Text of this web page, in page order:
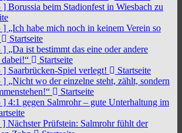
] Borussia beim Stadionfest in Wiesbach zu
] „Ich habe mich noch in keinem Verein so
Startseite
] „Da ist bestimmt das eine oder andere
Startseite
] Saarbrücken-Spiel verlegt!
Startseite
] „Nicht wo der einzelne steht, zählt, sondern
Startseite
] 4:1 gegen Salmrohr – gute Unterhaltung im
] Nächster Prüfstein: Salmrohr fühlt der